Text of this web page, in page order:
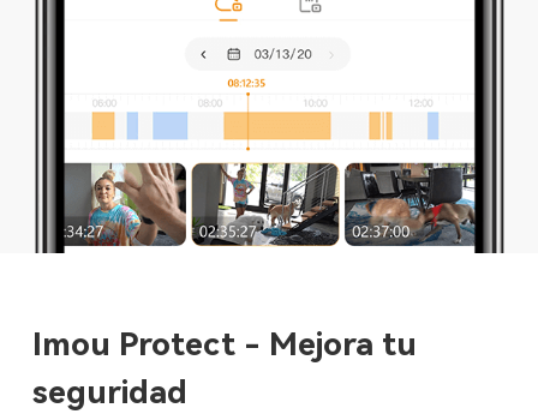
Imou Protect - Mejora tu
seguridad